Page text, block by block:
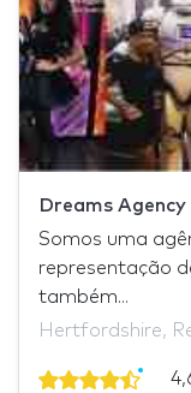
Dreams
Somos uma
representação
também...
Hertfordshire,